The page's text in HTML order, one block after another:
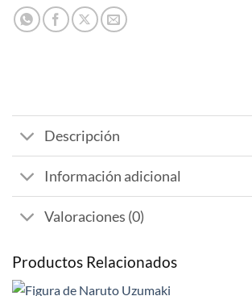
Descripción
Información adicional
Valoraciones (0)
Productos Relacionados